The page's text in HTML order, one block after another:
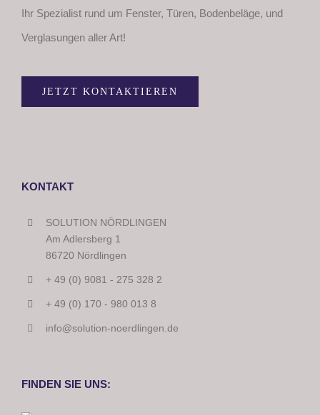
Ihr Spezialist rund um Fenster, Türen, Bodenbeläge, und
Verglasungen aller Art!
JETZT KONTAKTIEREN
KONTAKT
SOLUTION NÖRDLINGEN
Am Adlersberg 1
86720 Nördlingen
+ 49 (0) 9081 - 275 328 2
+ 49 (0) 170 - 980 013 8
info@solution-noerdlingen.de
FINDEN SIE UNS: